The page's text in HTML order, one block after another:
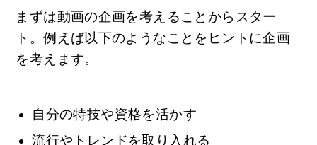
まずは動画の企画を考えることからスター
ト。例えば以下のようなことをヒントに企画
を考えます。
自分の特技や資格を活かす
流行やトレンドを取り入れる